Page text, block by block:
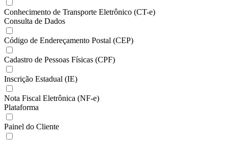
Conhecimento de Transporte Eletrônico (CT-e)
Consulta de Dados
Código de Endereçamento Postal (CEP)
Cadastro de Pessoas Físicas (CPF)
Inscrição Estadual (IE)
Nota Fiscal Eletrônica (NF-e)
Plataforma
Painel do Cliente